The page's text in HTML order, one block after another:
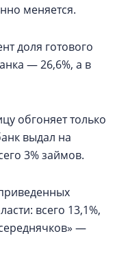
меняется.
доля готового
— 26,6%, а в
обгоняет только
выдал на
3% займов.
всего 13,1%,
—